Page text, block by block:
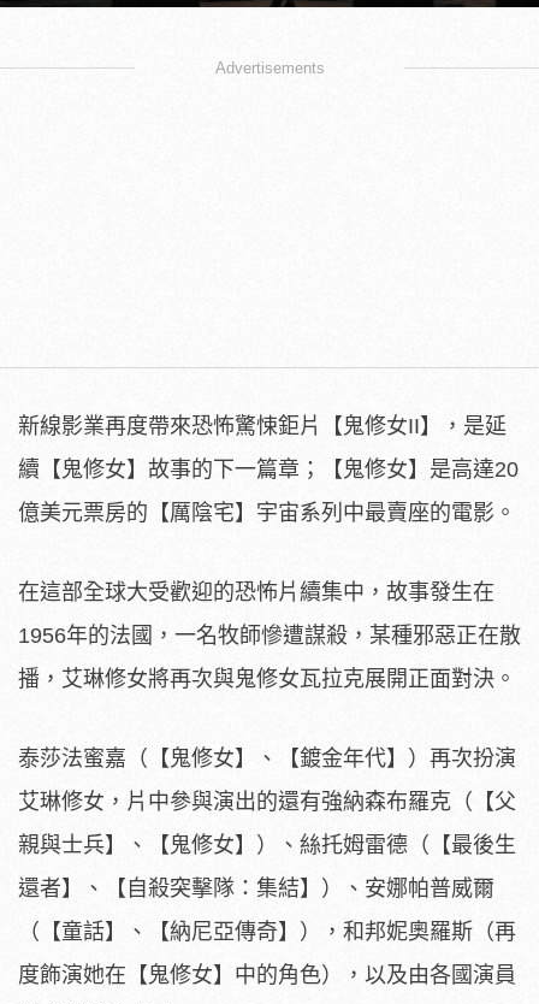
Advertisements
新線影業再度帶來恐怖驚悚鉅片【鬼修女II】，是延
續【鬼修女】故事的下一篇章；【鬼修女】是高達20
億美元票房的【厲陰宅】宇宙系列中最賣座的電影。
在這部全球大受歡迎的恐怖片續集中，故事發生在
1956年的法國 ，一名牧師慘遭謀殺，某種邪惡正在散
播， 艾琳修女將再次與鬼修女瓦拉克展開正面對決。
泰莎法蜜嘉（【鬼修女】、【鍍金年代】）再次扮演
艾琳修女， 片中參與演出的還有強納森布羅克（【父
親與士兵】、【鬼修女】）
、絲托姆雷德（【最後生
還者】、【自殺突擊隊：集結】）、 安娜帕普威爾
（【童話】、【納尼亞傳奇】），和邦妮奧羅斯（再
度飾演她在【鬼修女】中的角色）， 以及由各國演員